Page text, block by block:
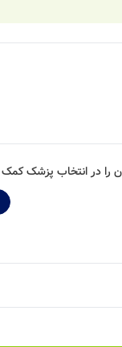
را در انتخاب پزشک کمک